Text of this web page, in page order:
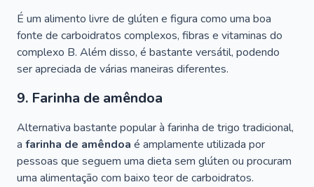
É um alimento livre de glúten e figura como uma boa
fonte de carboidratos complexos, fibras e vitaminas do
complexo B. Além disso, é bastante versátil, podendo
ser apreciada de várias maneiras diferentes.
9. Farinha de amêndoa
Alternativa bastante popular à farinha de trigo tradicional,
a farinha de amêndoa é amplamente utilizada por
pessoas que seguem uma dieta sem glúten ou procuram
uma alimentação com baixo teor de carboidratos.